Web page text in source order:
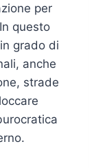
per
questo
grado di
anche
strade